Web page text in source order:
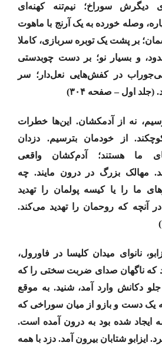
دیگرش سوراخ؛ نیم‌تنه کهنه‌ای
وصله خورده به یک آرنج با ماهوت
بر پشت یک توبره سربازی، کاملا
و بسیار نو؛ بر دست چوبدستی
بی‌جوراب در کفش‌هایی نعل‌دار؛ سر
اول – صفحه ۳۰۴)
نه از آدمکشان. این‌ها خطرات
از خودمان بترسیم. دزدان
ما هستند؛ آدم‌کشان واقعی
مهالک بزرگ در درون مایند. چه
ما را یا کیسه پولمان را تهدید
آنچه که روحمان را تهدید می‌کند.
نانوای میدان کلیسا در فاورول،
که ناگهان صدای ضربت سختی را که
دکانش وارد آمد، شنید. به موقع
یک دست و بازو از میان سوراخی که
ایجاد شده بود به درون آمده است.
ایزابو شتابان بیرون آمد. دزد با همه